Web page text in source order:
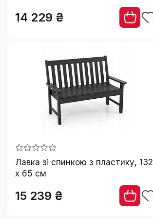
14 229 ₴
Лавка зі спинкою з пластику, 132
x 65 см
15 239 ₴